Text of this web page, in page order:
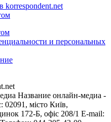
korrespondent.net
и персональных
Название онлайн-медиа -
02091, місто Київ,
172-Б, офіс 208/1 E-mail: